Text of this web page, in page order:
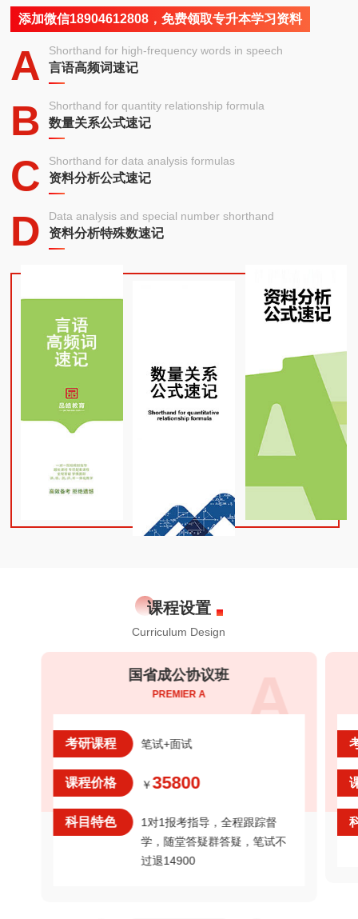
添加微信18904612808，免费领取专升本学习资料
A Shorthand for high-frequency words in speech
言语高频词速记
B Shorthand for quantity relationship formula
数量关系公式速记
C Shorthand for data analysis formulas
资料分析公式速记
D Data analysis and special number shorthand
资料分析特殊数速记
课程设置
Curriculum Design
国省成公协议班
PREMIER A A
考研课程 笔试+面试
课程价格 ￥35800
科目特色
1对1报考指导，全程跟踪督
学，随堂答疑群答疑，笔试不
过退14900